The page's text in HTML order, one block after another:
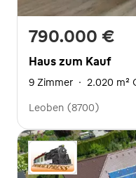
790.000 €
Haus zum Kauf
9 Zimmer · 2.020 m²
Leoben (8700)